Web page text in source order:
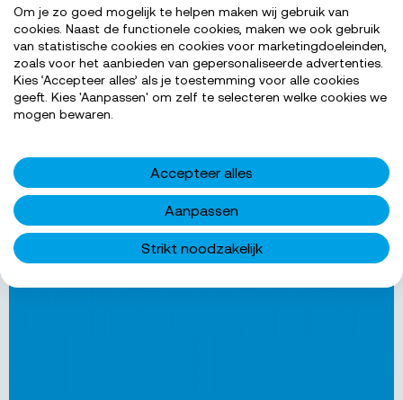
Is dit jouw volgende stap? In Ede bieden wij een
parttime functie als service medewerker parkeren
met een salaris van € 2.608,26, veel zelfstandigheid
en groeikansen. Klaar om impact te maken? Lees snel
verder!...
8-16
Werkniveau MBO 1
BEKIJK
Om je zo goed mogelijk te helpen maken wij gebruik van
cookies. Naast de functionele cookies, maken we ook gebruik
van statistische cookies en cookies voor marketingdoeleinden,
zoals voor het aanbieden van gepersonaliseerde advertenties.
Kies ‘Accepteer alles’ als je toestemming voor alle cookies
geeft. Kies 'Aanpassen' om zelf te selecteren welke cookies we
mogen bewaren.
Accepteer alles
Aanpassen
Strikt noodzakelijk